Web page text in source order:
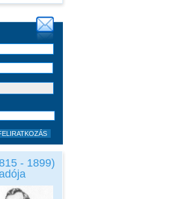
- 1899)